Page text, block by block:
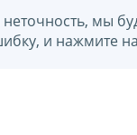
мы
и нажмите